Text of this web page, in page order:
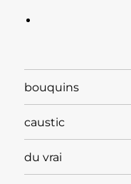
bouquins
caustic
du vrai